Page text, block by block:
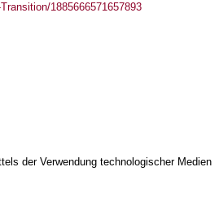
1885666571657893
der Verwendung technologischer Medien